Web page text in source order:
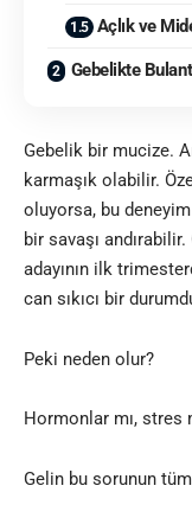
Açlık ve
Gebelikte
Gebelik bir mucize.
karmaşık olabilir.
oluyorsa, bu
bir savaşı
adayının ilk
can sıkıcı bir
Peki neden olur?
Hormonlar mı, stres
Gelin bu sorunun